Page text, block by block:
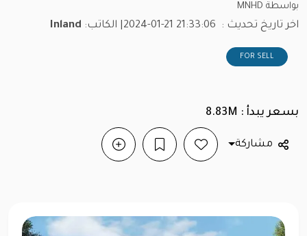
بواسطة MNHD
اخر تاريخ تحديث : 2024-01-21 21:33:06 | الكاتب: Inland
FOR SELL
بسعر يبدأ : 8.83M
مشاركة